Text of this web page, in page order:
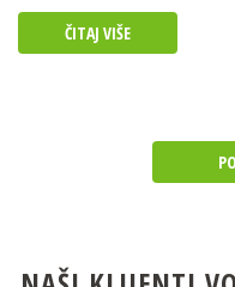
ČITAJ VIŠE